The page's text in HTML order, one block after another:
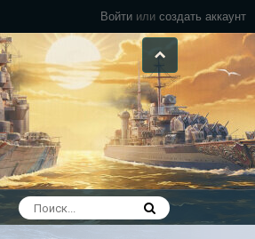
Войти или создать аккаунт